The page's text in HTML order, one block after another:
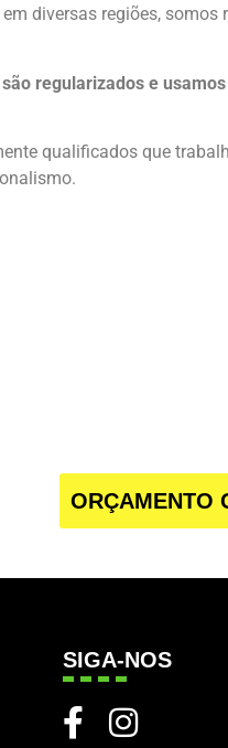
diversas regiões,
regularizados e
qualificados que
ORÇAMENTO
SIGA-NOS